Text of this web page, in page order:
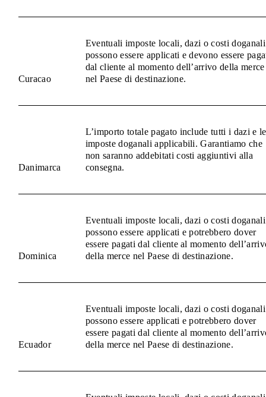
Curacao
Eventuali imposte locali, dazi o costi doganali
possono essere applicati e devono essere
dal cliente al momento dell’arrivo della merce
nel Paese di destinazione.
Danimarca
L’importo totale pagato include tutti i dazi e le
imposte doganali applicabili. Garantiamo che
non saranno addebitati costi aggiuntivi alla
consegna.
Dominica
Eventuali imposte locali, dazi o costi doganali
possono essere applicati e potrebbero dover
essere pagati dal cliente al momento
della merce nel Paese di destinazione.
Ecuador
Eventuali imposte locali, dazi o costi doganali
possono essere applicati e potrebbero dover
essere pagati dal cliente al momento
della merce nel Paese di destinazione.